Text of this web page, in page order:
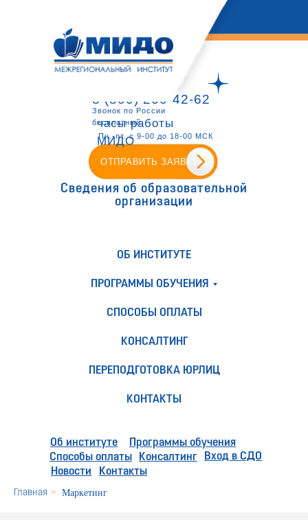
8 (800) 200-42-62
Звонок по России
бесплатный
ОТПРАВИТЬ ЗАЯВКУ
часы работы
МИДО
Пн.-пт. с 9-00 до 18-00 МСК
Сведения об образовательной
организации
ОБ ИНСТИТУТЕ
ПРОГРАММЫ ОБУЧЕНИЯ
СПОСОБЫ ОПЛАТЫ
КОНСАЛТИНГ
ПЕРЕПОДГОТОВКА ЮРЛИЦ
КОНТАКТЫ
Об институте
Программы обучения
Способы оплаты
Консалтинг
Новости
Вход в СДО
Контакты
Главная » Маркетинг